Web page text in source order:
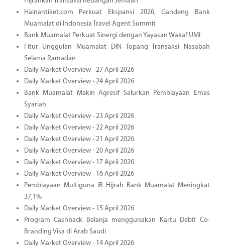
Hainantiket.com Perkuat Ekspansi 2026, Gandeng Bank
Muamalat di Indonesia Travel Agent Summit
Bank Muamalat Perkuat Sinergi dengan Yayasan Wakaf UMI
Fitur Unggulan Muamalat DIN Topang Transaksi Nasabah
Selama Ramadan
Daily Market Overview - 27 April 2026
Daily Market Overview - 24 April 2026
Bank Muamalat Makin Agresif Salurkan Pembiayaan Emas
Syariah
Daily Market Overview - 23 April 2026
Daily Market Overview - 22 April 2026
Daily Market Overview - 21 April 2026
Daily Market Overview - 20 April 2026
Daily Market Overview - 17 April 2026
Daily Market Overview - 16 April 2026
Pembiayaan Multiguna iB Hijrah Bank Muamalat Meningkat
37,1%
Daily Market Overview - 15 April 2026
Program Cashback Belanja menggunakan Kartu Debit Co-
Branding Visa di Arab Saudi
Daily Market Overview - 14 April 2026